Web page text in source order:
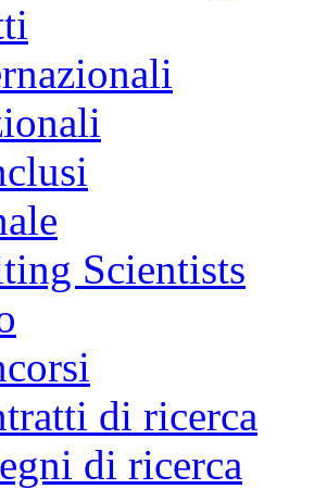
Scientists
di ricerca
di ricerca